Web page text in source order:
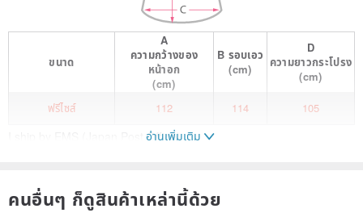
ขนาด
A
ความกว้างของ
หน้าอก
(cm)
B รอบเอว
(cm)
D
ความยาวกระโปรง
(cm)
ฟรีไซส์ 112 114 105
I ship by EMS (Japan Post Office).
อ่านเพิ่มเติม
คนอื่นๆ ก็ดูสินค้าเหล่านี้ด้วย